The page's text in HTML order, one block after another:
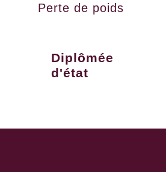
Perte de poids
Diplômée
d'état